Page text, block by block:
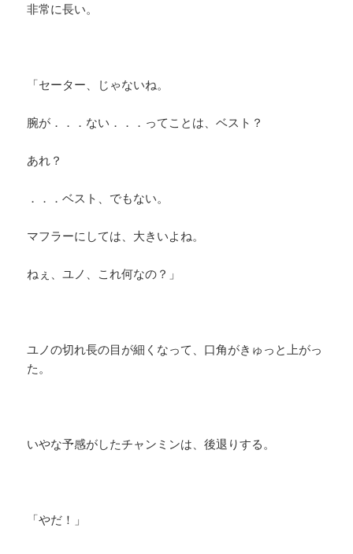
非常に長い。
「セーター、じゃないね。
腕が．．．ない．．．ってことは、ベスト？
あれ？
．．．ベスト、でもない。
マフラーにしては、大きいよね。
ねぇ、ユノ、これ何なの？」
ユノの切れ長の目が細くなって、口角がきゅっと上がっ
た。
いやな予感がしたチャンミンは、後退りする。
「やだ！」